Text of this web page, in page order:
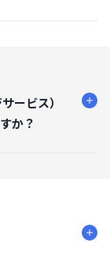
ービス）
か？